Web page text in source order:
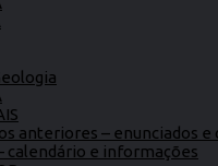
anteriores – enunciados
calendário e informações